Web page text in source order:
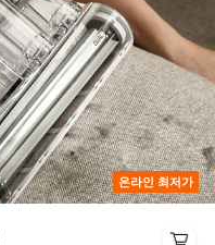
온라인 최저가